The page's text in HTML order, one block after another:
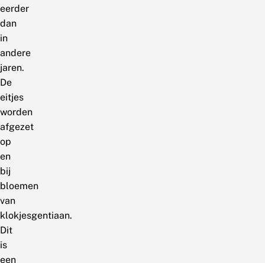
eerder
dan
in
andere
jaren.
De
eitjes
worden
afgezet
op
en
bij
bloemen
van
klokjesgentiaan.
Dit
is
een